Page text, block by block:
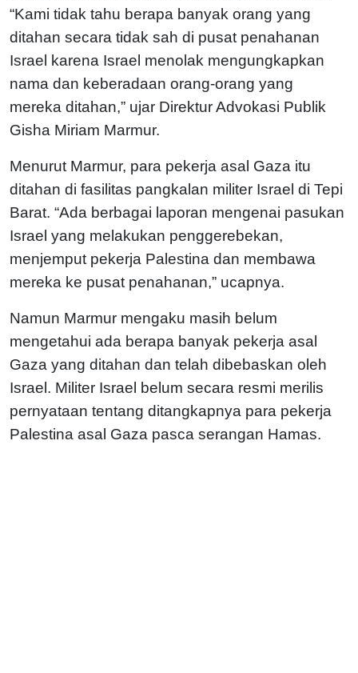
“Kami tidak tahu berapa banyak orang yang
ditahan secara tidak sah di pusat penahanan
Israel karena Israel menolak mengungkapkan
nama dan keberadaan orang-orang yang
mereka ditahan,” ujar Direktur Advokasi Publik
Gisha Miriam Marmur.
Menurut Marmur, para pekerja asal Gaza itu
ditahan di fasilitas pangkalan militer Israel di Tepi
Barat. “Ada berbagai laporan mengenai pasukan
Israel yang melakukan penggerebekan,
menjemput pekerja Palestina dan membawa
mereka ke pusat penahanan,” ucapnya.
Namun Marmur mengaku masih belum
mengetahui ada berapa banyak pekerja asal
Gaza yang ditahan dan telah dibebaskan oleh
Israel. Militer Israel belum secara resmi merilis
pernyataan tentang ditangkapnya para pekerja
Palestina asal Gaza pasca serangan Hamas.